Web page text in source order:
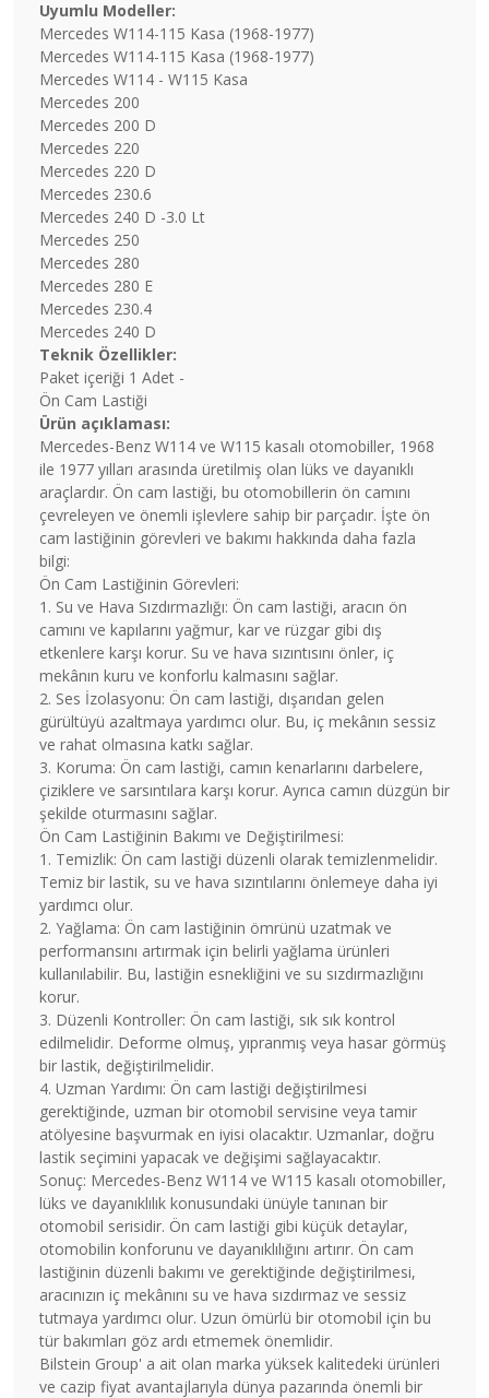
Uyumlu Modeller:
Mercedes W114-115 Kasa (1968-1977)
Mercedes W114-115 Kasa (1968-1977)
Mercedes W114 - W115 Kasa
Mercedes 200
Mercedes 200 D
Mercedes 220
Mercedes 220 D
Mercedes 230.6
Mercedes 240 D -3.0 Lt
Mercedes 250
Mercedes 280
Mercedes 280 E
Mercedes 230.4
Mercedes 240 D
Teknik Özellikler:
Paket içeriği 1 Adet -
Ön Cam Lastiği
Ürün açıklaması:
Mercedes-Benz W114 ve W115 kasalı otomobiller, 1968
ile 1977 yılları arasında üretilmiş olan lüks ve dayanıklı
araçlardır. Ön cam lastiği, bu otomobillerin ön camını
çevreleyen ve önemli işlevlere sahip bir parçadır. İşte ön
cam lastiğinin görevleri ve bakımı hakkında daha fazla
bilgi:
Ön Cam Lastiğinin Görevleri:
1. Su ve Hava Sızdırmazlığı: Ön cam lastiği, aracın ön
camını ve kapılarını yağmur, kar ve rüzgar gibi dış
etkenlere karşı korur. Su ve hava sızıntısını önler, iç
mekânın kuru ve konforlu kalmasını sağlar.
2. Ses İzolasyonu: Ön cam lastiği, dışarıdan gelen
gürültüyü azaltmaya yardımcı olur. Bu, iç mekânın sessiz
ve rahat olmasına katkı sağlar.
3. Koruma: Ön cam lastiği, camın kenarlarını darbelere,
çiziklere ve sarsıntılara karşı korur. Ayrıca camın düzgün bir
şekilde oturmasını sağlar.
Ön Cam Lastiğinin Bakımı ve Değiştirilmesi:
1. Temizlik: Ön cam lastiği düzenli olarak temizlenmelidir.
Temiz bir lastik, su ve hava sızıntılarını önlemeye daha iyi
yardımcı olur.
2. Yağlama: Ön cam lastiğinin ömrünü uzatmak ve
performansını artırmak için belirli yağlama ürünleri
kullanılabilir. Bu, lastiğin esnekliğini ve su sızdırmazlığını
korur.
3. Düzenli Kontroller: Ön cam lastiği, sık sık kontrol
edilmelidir. Deforme olmuş, yıpranmış veya hasar görmüş
bir lastik, değiştirilmelidir.
4. Uzman Yardımı: Ön cam lastiği değiştirilmesi
gerektiğinde, uzman bir otomobil servisine veya tamir
atölyesine başvurmak en iyisi olacaktır. Uzmanlar, doğru
lastik seçimini yapacak ve değişimi sağlayacaktır.
Sonuç: Mercedes-Benz W114 ve W115 kasalı otomobiller,
lüks ve dayanıklılık konusundaki ünüyle tanınan bir
otomobil serisidir. Ön cam lastiği gibi küçük detaylar,
otomobilin konforunu ve dayanıklılığını artırır. Ön cam
lastiğinin düzenli bakımı ve gerektiğinde değiştirilmesi,
aracınızın iç mekânını su ve hava sızdırmaz ve sessiz
tutmaya yardımcı olur. Uzun ömürlü bir otomobil için bu
tür bakımları göz ardı etmemek önemlidir.
Bilstein Group' a ait olan marka yüksek kalitedeki ürünleri
ve cazip fiyat avantajlarıyla dünya pazarında önemli bir